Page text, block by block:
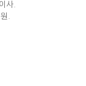
사.
.